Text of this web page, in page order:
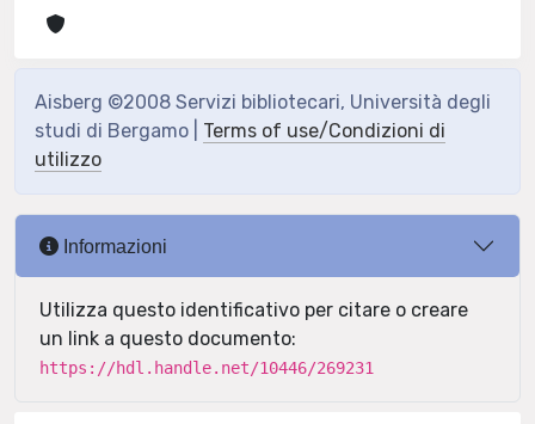
Aisberg ©2008 Servizi bibliotecari, Università degli
studi di Bergamo | Terms of use/Condizioni di
utilizzo
Informazioni
Utilizza questo identificativo per citare o creare
un link a questo documento:
https://hdl.handle.net/10446/269231